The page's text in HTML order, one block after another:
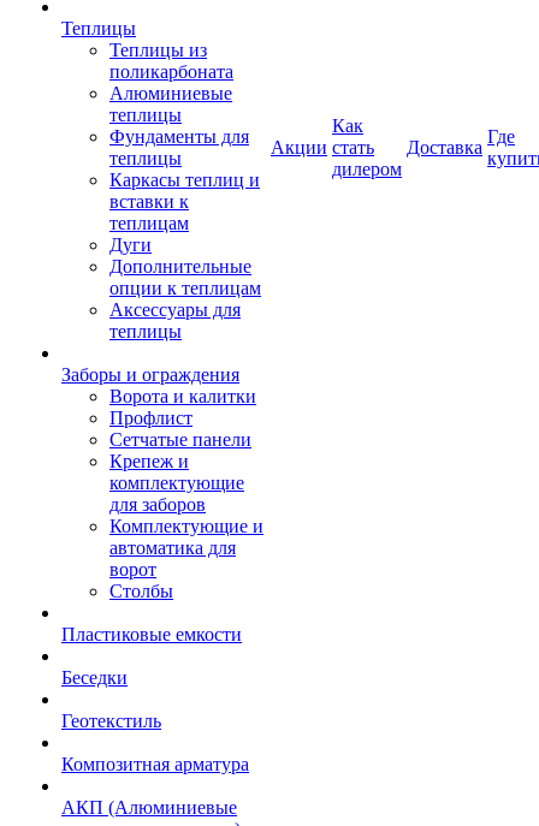
Теплицы
Теплицы из
поликарбоната
Алюминиевые
теплицы
Фундаменты для
теплицы
Каркасы теплиц и
вставки к
теплицам
Дуги
Дополнительные
опции к теплицам
Аксессуары для
теплицы
Заборы и ограждения
Ворота и калитки
Профлист
Сетчатые панели
Крепеж и
комплектующие
для заборов
Комплектующие и
автоматика для
ворот
Столбы
Пластиковые емкости
Беседки
Геотекстиль
Композитная арматура
АКП (Алюминиевые
Акции
Как
стать
дилером
Доставка
Где